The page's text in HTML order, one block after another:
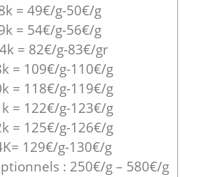
= 49€/g-50€/g
= 54€/g-56€/g
= 82€/g-83€/gr
= 109€/g-110€/g
= 118€/g-119€/g
= 122€/g-123€/g
= 125€/g-126€/g
129€/g-130€/g
: 250€/g – 580€/g